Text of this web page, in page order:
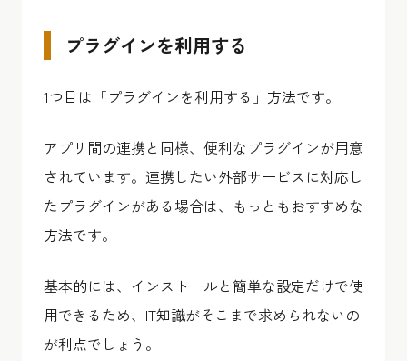
プラグインを利用する
1つ目は「プラグインを利用する」方法です。
アプリ間の連携と同様、便利なプラグインが用意
されています。連携したい外部サービスに対応し
たプラグインがある場合は、もっともおすすめな
方法です。
基本的には、インストールと簡単な設定だけで使
用できるため、IT知識がそこまで求められないの
が利点でしょう。